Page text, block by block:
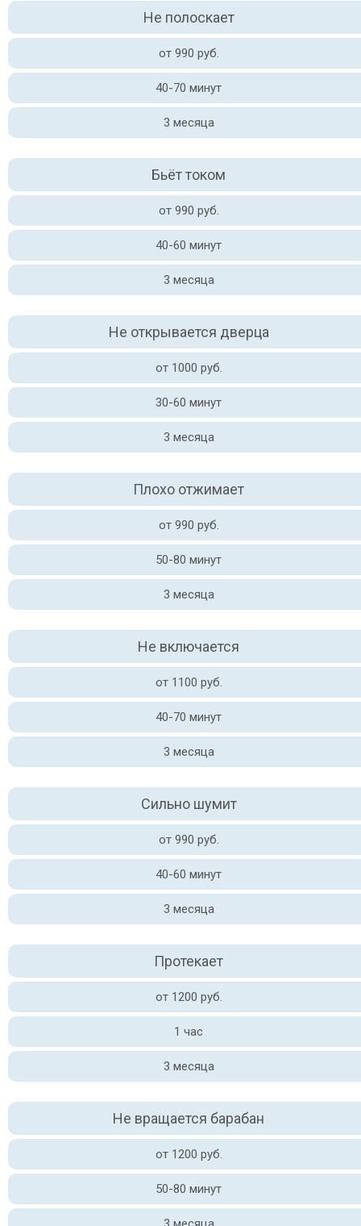
Не полоскает
от 990 руб.
40-70 минут
3 месяца
Бьёт током
от 990 руб.
40-60 минут
3 месяца
Не открывается дверца
от 1000 руб.
30-60 минут
3 месяца
Плохо отжимает
от 990 руб.
50-80 минут
3 месяца
Не включается
от 1100 руб.
40-70 минут
3 месяца
Сильно шумит
от 990 руб.
40-60 минут
3 месяца
Протекает
от 1200 руб.
1 час
3 месяца
Не вращается барабан
от 1200 руб.
50-80 минут